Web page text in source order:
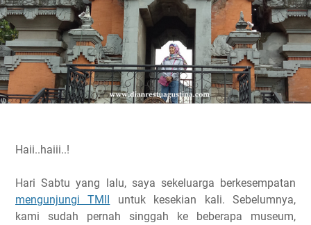
Haii..haiii..!
Hari Sabtu yang lalu, saya sekeluarga berkesempatan
mengunjungi TMII untuk kesekian kali. Sebelumnya,
kami sudah pernah singgah ke beberapa museum,